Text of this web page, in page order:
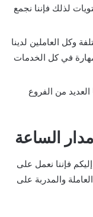
لذلك فإننا نجمع
وكل العاملين لدينا
في كل الخدمات
من الفروع
الساعة
فإننا نعمل على
والمدربة على